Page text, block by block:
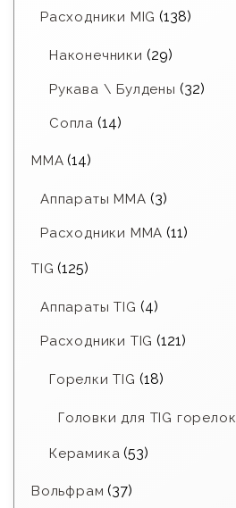
Расходники MIG (138)
Наконечники (29)
Рукава \ Булдены (32)
Сопла (14)
MMA (14)
Аппараты MMA (3)
Расходники ММА (11)
TIG (125)
Аппараты TIG (4)
Расходники TIG (121)
Горелки TIG (18)
Головки для TIG горелок
Керамика (53)
Вольфрам (37)